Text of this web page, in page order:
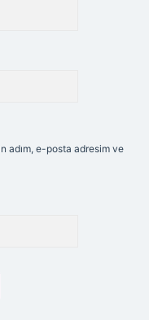
adım, e-posta adresim ve